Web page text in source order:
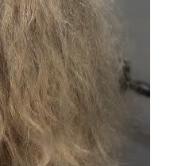
هل يمكن استخدامه
نعم، يمكن استخدامه مع أي
هل يجب استخدام
الخط؟
من الأفضل استخدام الشامبو
أفضل النتائج، حيث تم تصميم